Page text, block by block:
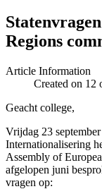
Regions
Article Information
Created on 12
Geacht college,
Vrijdag 23
Internationalisering
Assembly of
afgelopen juni
vragen op: